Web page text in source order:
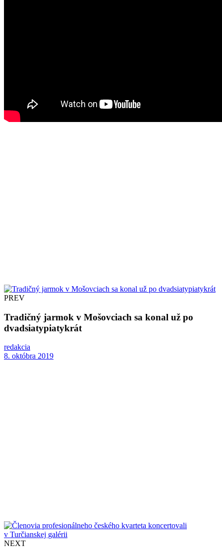
PREV
Tradičný jarmok v Mošovciach sa konal už po
dvadsiatypiatykrát
redakcia
8. októbra 2019
NEXT